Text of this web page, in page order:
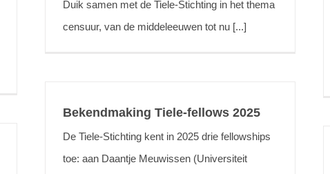
Duik samen met de Tiele-Stichting in het thema
censuur, van de middeleeuwen tot nu [...]
Bekendmaking Tiele-fellows 2025
De Tiele-Stichting kent in 2025 drie fellowships
toe: aan Daantje Meuwissen (Universiteit